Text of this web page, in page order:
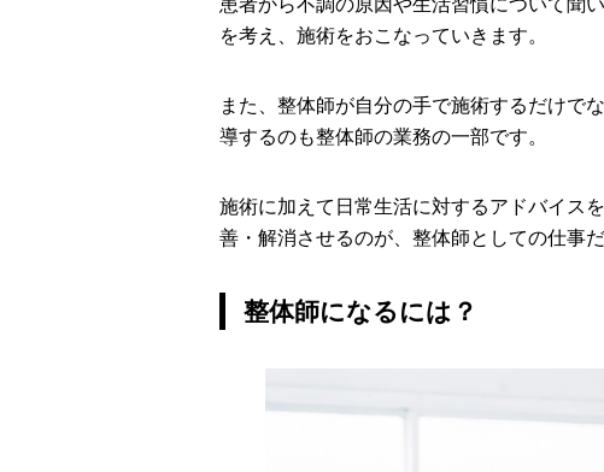
患者から不調の原因や生活習慣について聞
を考え、施術をおこなっていきます。
また、整体師が自分の手で施術するだけで
導するのも整体師の業務の一部です。
施術に加えて日常生活に対するアドバイス
善・解消させるのが、整体師としての仕事だ
整体師になるには？